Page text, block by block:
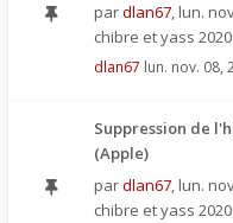
pardlan67, lun.
chibre et yass 2020
dlan67 lun. nov. 08,
Suppression de
(Apple)
pardlan67, lun.
chibre et yass 2020